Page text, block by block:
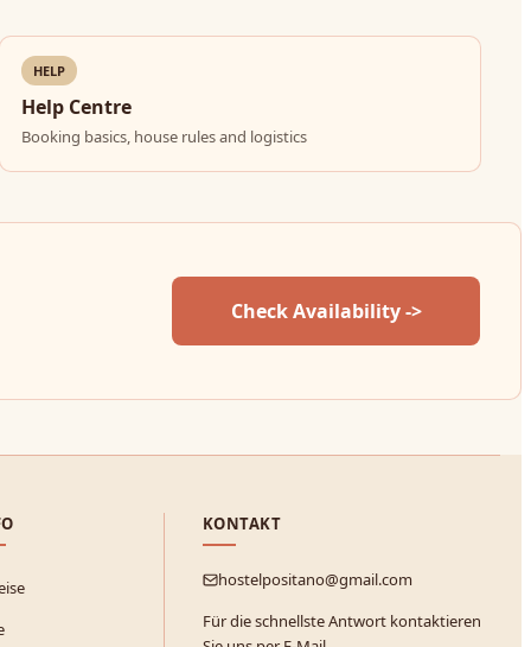
HELP
Help Centre
Booking basics, house rules and logistics
Check Availability ->
KONTAKT
hostelpositano@gmail.com
Für die schnellste Antwort kontaktieren